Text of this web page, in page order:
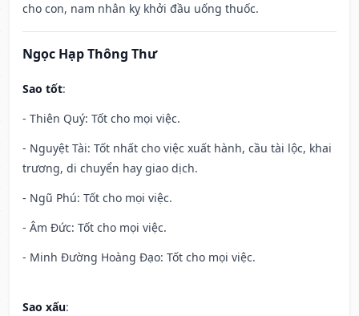
cho con, nam nhân kỵ khởi đầu uống thuốc.
Ngọc Hạp Thông Thư
Sao tốt:
- Thiên Quý: Tốt cho mọi việc.
- Nguyệt Tài: Tốt nhất cho việc xuất hành, cầu tài lộc, khai
trương, di chuyển hay giao dịch.
- Ngũ Phú: Tốt cho mọi việc.
- Âm Đức: Tốt cho mọi việc.
- Minh Đường Hoàng Đạo: Tốt cho mọi việc.
Sao xấu: